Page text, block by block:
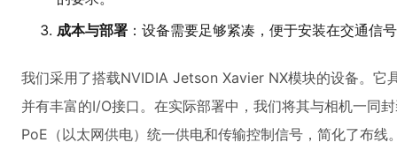
成本与部署 ：设备需要足够紧凑，便于安装在交通信
我们采用了搭载NVIDIA Jetson Xavier NX模块的设备。它
并有丰富的I/O接口。在实际部署中，我们将其与相机一同
PoE（以太网供电）统一供电和传输控制信号，简化了布线